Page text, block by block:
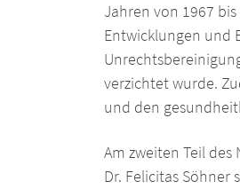
Jahren von 1967
Entwicklungen und
verzichtet wurde.
und den
Am zweiten Teil
Dr. Felicitas Söhner